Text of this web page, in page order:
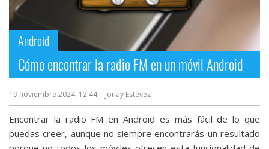
Android
Cómo encontrar la radio FM en un móvil Android
19 noviembre 2024, 12:44 | Jonay Estévez
Encontrar la radio FM en Android es más fácil de lo que
puedas creer, aunque no siempre encontrarás un resultado